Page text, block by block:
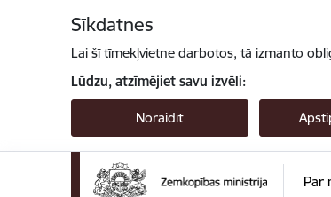
Sīkdatnes
Lai šī tīmekļvietne darbotos, tā izmanto
Lūdzu, atzīmējiet savu izvēli:
Noraidīt
Par